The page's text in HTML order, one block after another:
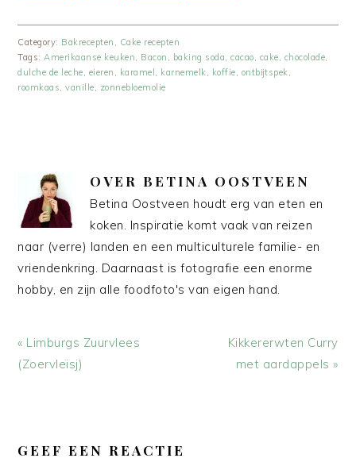
Category: Bakrecepten
Cake recepten
Tags: Amerikaanse keuken Bacon baking soda ,cacao cake chocolade
dulche de leche eieren karamel karnemelk koffie ontbijtspek
roomkaas ,vanille zonnebloemolie
OVER BETINA OOSTVEEN
Betina Oostveen houdt erg van eten en
koken. Inspiratie komt vaak van reizen
naar (verre) landen en een multiculturele familie- en
vriendenkring. Daarnaast is fotografie een enorme
hobby, en zijn alle foodfoto's van eigen hand.
Vorig
bericht:
« Limburgs Zuurvlees
(Zoervleisj)
Volgend
bericht:
Kikkererwten Curry
met aardappels »
INTERACTIES
GEEF EEN REACTIE